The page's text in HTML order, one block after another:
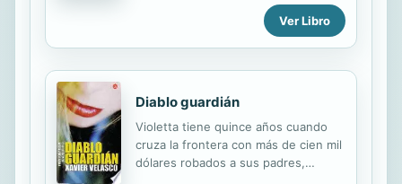
lengua, lo oral, lo dicho y lo
recordado, aunque también lo
olvidado. Una mujer italiana,...
suficientemente extraña para el
obsesivo Patrick, que padece el
síndrome de Asperger, incluso antes
Ver Libro
Diablo guardián
Violetta tiene quince años cuando
cruza la frontera con más de cien mil
dólares robados a sus padres,